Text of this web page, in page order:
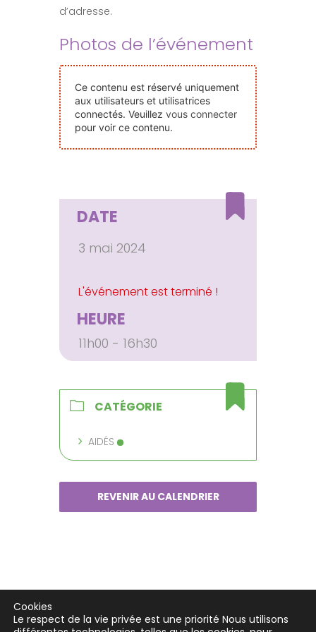
Nos Événements
Devenir Bénévole
Faire Un Don
Connexion-membre
d’adresse.
Photos de l’événement
Ce contenu est réservé uniquement
aux utilisateurs et utilisatrices
connectés. Veuillez vous connecter
pour voir ce contenu.
DATE
3 mai 2024
HEURE
11h00 - 16h30
CATÉGORIE
AIDÉS
REVENIR AU CALENDRIER
Cookies
Le respect de la vie privée est une priorité Nous utilisons